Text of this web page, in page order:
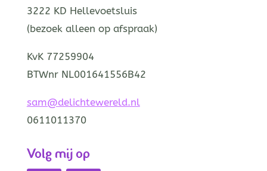
3222 KD Hellevoetsluis
(bezoek alleen op afspraak)
KvK 77259904
BTWnr NL001641556B42
sam@delichtewereld.nl
0611011370
Volg mij op